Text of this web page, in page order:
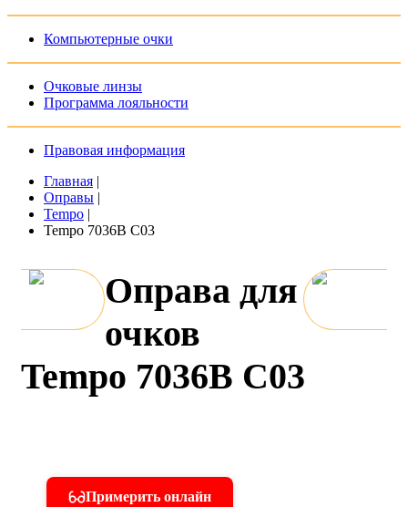
Компьютерные очки
Очковые линзы
Программа лояльности
Правовая информация
Главная |
Оправы |
Tempo |
Tempo 7036B C03
Оправа для
очков
Tempo 7036B C03
Примерить онлайн